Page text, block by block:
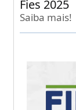
Fies 2025
Saiba mais!